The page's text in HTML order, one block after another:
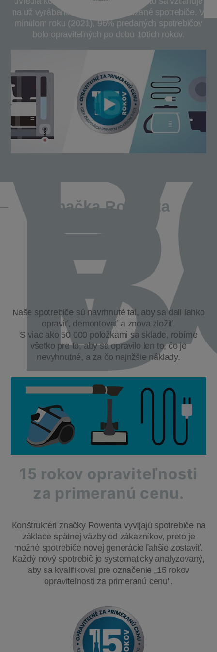
na už vyrábané a tiež novo uvádzané spotrebiče. V
minulom roku (2021), 96% predaných spotrebičov
bolo opraviteľných po dobu 10tich rokov.
Značka Rowenta
Naše spotrebiče sú navrhnuté tal, aby sa dali ľahko
opraviť, demontovať a znova zložiť.
S viac ako 50 000 položkami sa sklade, robíme
všetko pre to, aby sa opravilo len to, čo je
nevyhnutné, a za čo najnžšie náklady.
15 rokov opraviteľnosti
za primeranú cenu.
Konštruktéri značky Rowenta vyvíjajú spotrebiče na
základe spätnej väzby od zákazníkov, preto je
možné spotrebiče novej generácie ľahšie zostaviť.
Každý nový spotrebič je systematicky analyzovaný,
aby sa kvalifikoval pre označenie „15 rokov
opraviteľnosti za primeranú cenu".